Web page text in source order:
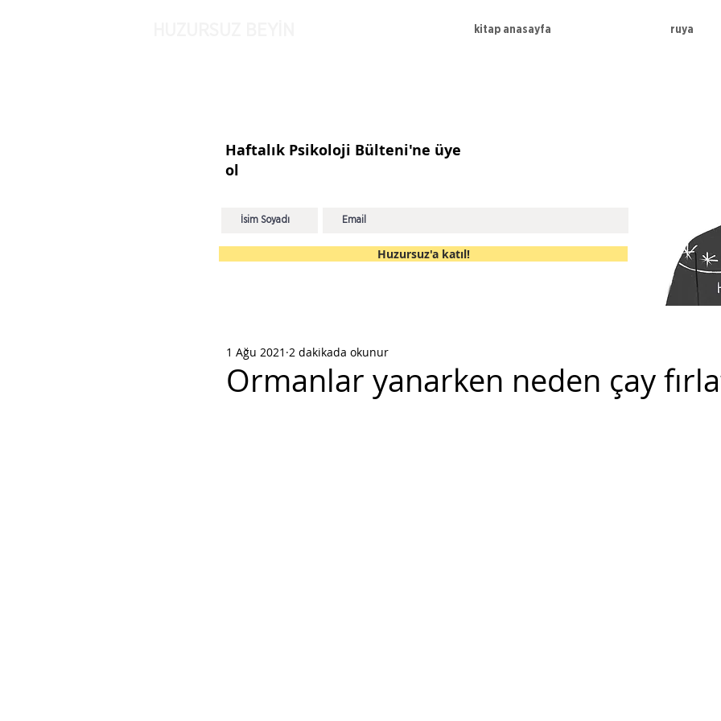
kitap anasayfa ruya
Haftalık Psikoloji Bülteni'ne üye
ol
Huzursuz'a katıl!
Ormanlar yanarken neden çay
1 Ağu 2021 2 dakikada okunur